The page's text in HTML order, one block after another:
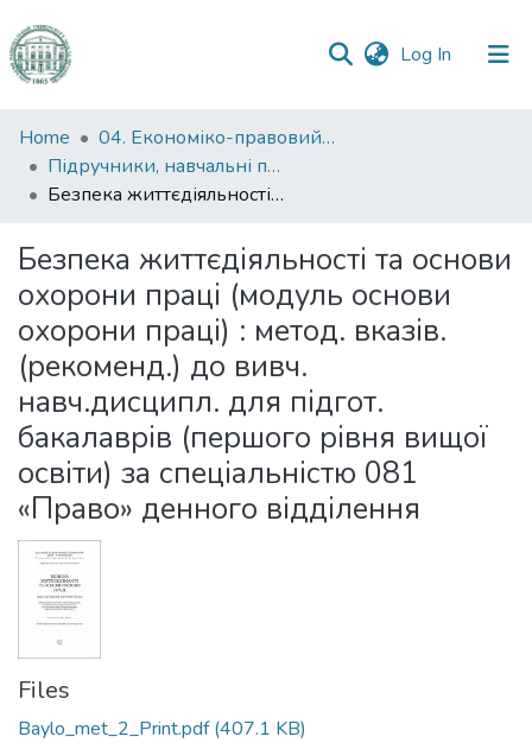
Log In (current)
Communities
&
Collections
Statistics
Home
04. Економіко-правовий факультет
Підручники, навчальні посібники та інші науково- та навчально-методичні праці ЕПФ
Безпека життєдіяльності та основи охорони праці (модуль основи охорони праці) : метод. вказів. (рекоменд.) до вивч. навч.дисципл. для підгот. бакалаврів (першого рівня вищої освіти) за спеціальністю 081 «Право» денного відділення
Безпека життєдіяльності та основи
охорони праці (модуль основи
охорони праці) : метод. вказів.
(рекоменд.) до вивч.
навч.дисципл. для підгот.
бакалаврів (першого рівня вищої
освіти) за спеціальністю 081
«Право» денного відділення
Files
Baylo_met_2_Print.pdf(407.1 KB)